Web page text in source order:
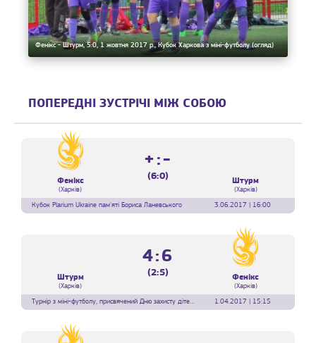
Фенікс - Штурм, 5:0, 1 жовтня 2017 р., Кубок Харкова з міні-футболу (огляд)
ПОПЕРЕДНІ ЗУСТРІЧІ МІЖ СОБОЮ
Фенікс
(Харків)
+:-
(6:0) Штурм
(Харків)
Кубок Plarium Ukraine пам'яті Бориса Ланевського
3.06.2017 | 16:00
Штурм
(Харків)
4:6
(2:5) Фенікс
(Харків)
Турнір з міні-футболу, присвячений Дню захисту дітей, 2 тур
1.04.2017 | 15:15